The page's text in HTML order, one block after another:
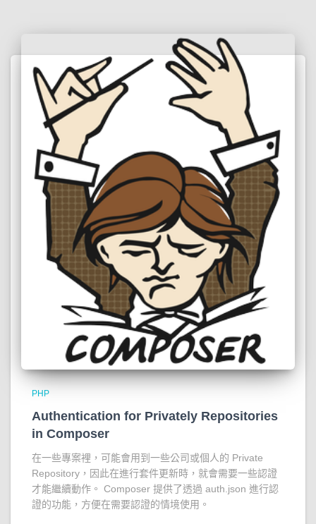
PHP
Authentication for Privately Repositories
in Composer
在一些專案裡，可能會用到一些公司或個人的 Private
Repository，因此在進行套件更新時，就會需要一些認證
才能繼續動作。 Composer 提供了透過 auth.json 進行認
證的功能，方便在需要認證的情境使用。